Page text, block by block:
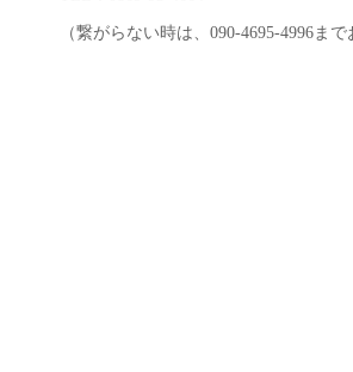
（繋がらない時は、090-4695-4996まで